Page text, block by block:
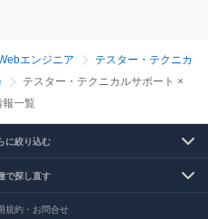
エンジニア
テスター・テクニカ
テスター・テクニカルサポート ×
報一覧
に絞り込む
で探し直す
規約・お問合せ